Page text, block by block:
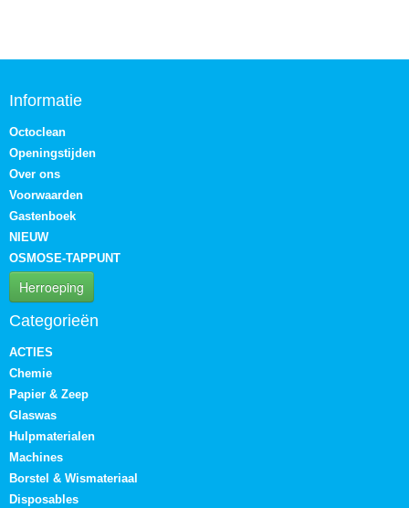
Informatie
Octoclean
Openingstijden
Over ons
Voorwaarden
Gastenboek
NIEUW
OSMOSE-TAPPUNT
Herroeping
Categorieën
ACTIES
Chemie
Papier & Zeep
Glaswas
Hulpmaterialen
Machines
Borstel & Wismateriaal
Disposables